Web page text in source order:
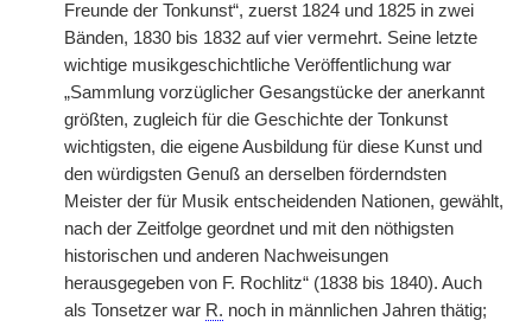
Freunde der Tonkunst“, zuerst 1824 und 1825 in zwei
Bänden, 1830 bis 1832 auf vier vermehrt. Seine letzte
wichtige musikgeschichtliche Veröffentlichung war
„Sammlung vorzüglicher Gesangstücke der anerkannt
größten, zugleich für die Geschichte der Tonkunst
wichtigsten, die eigene Ausbildung für diese Kunst und
den würdigsten Genuß an derselben förderndsten
Meister der für Musik entscheidenden Nationen, gewählt,
nach der Zeitfolge geordnet und mit den nöthigsten
historischen und anderen Nachweisungen
herausgegeben von F. Rochlitz“ (1838 bis 1840). Auch
als Tonsetzer war R. noch in männlichen Jahren thätig;